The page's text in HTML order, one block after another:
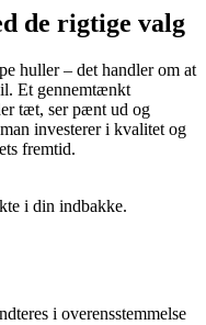
de rigtige valg
huller – det handler om at
Et gennemtænkt
tæt, ser pænt ud og
investerer i kvalitet og
fremtid.
i din indbakke.
i overensstemmelse